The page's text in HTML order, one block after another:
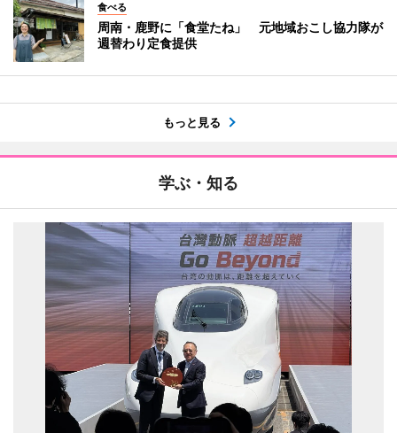
食べる
周南・鹿野に「食堂たね」 元地域おこし協力隊が
週替わり定食提供
もっと見る
学ぶ・知る